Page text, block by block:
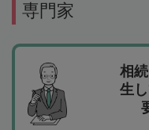
専門家
相
生